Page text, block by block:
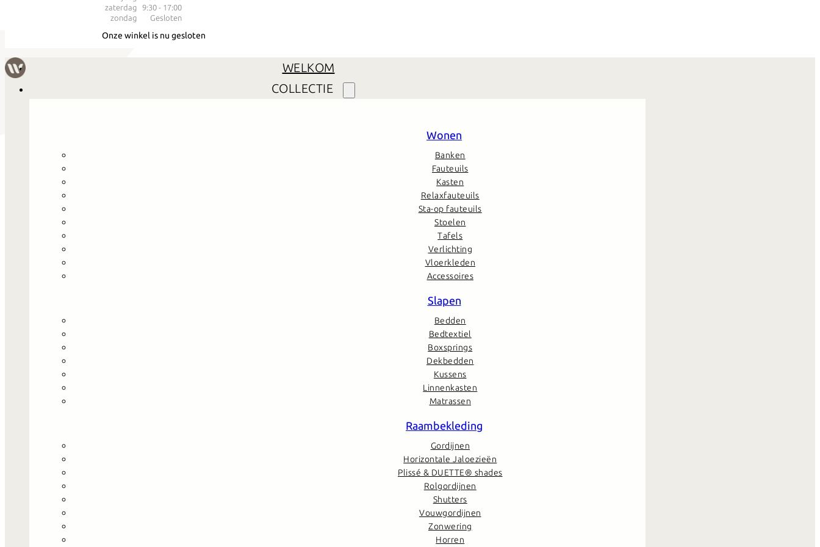
zaterdag
9:30 - 17:00
zondag
Gesloten
Onze winkel is nu gesloten
WELKOM
COLLECTIE
Wonen
Banken
Fauteuils
Kasten
Relaxfauteuils
Sta-op fauteuils
Stoelen
Tafels
Verlichting
Vloerkleden
Accessoires
Slapen
Bedden
Bedtextiel
Boxsprings
Dekbedden
Kussens
Linnenkasten
Matrassen
Raambekleding
Gordijnen
Horizontale Jaloezieën
Plissé & DUETTE® shades
Rolgordijnen
Shutters
Vouwgordijnen
Zonwering
Horren